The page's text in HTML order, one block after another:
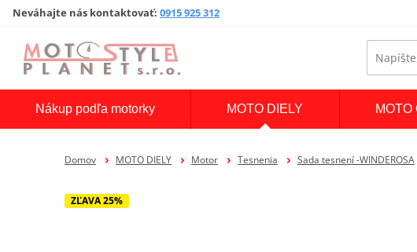
Neváhajte nás kontaktovať: 0915 925 312
Nákup podľa motorky MOTO DIELY MOTO
Domov MOTO DIELY Motor Tesnenia Sada tesnení -WINDEROSA
ZĽAVA 25%